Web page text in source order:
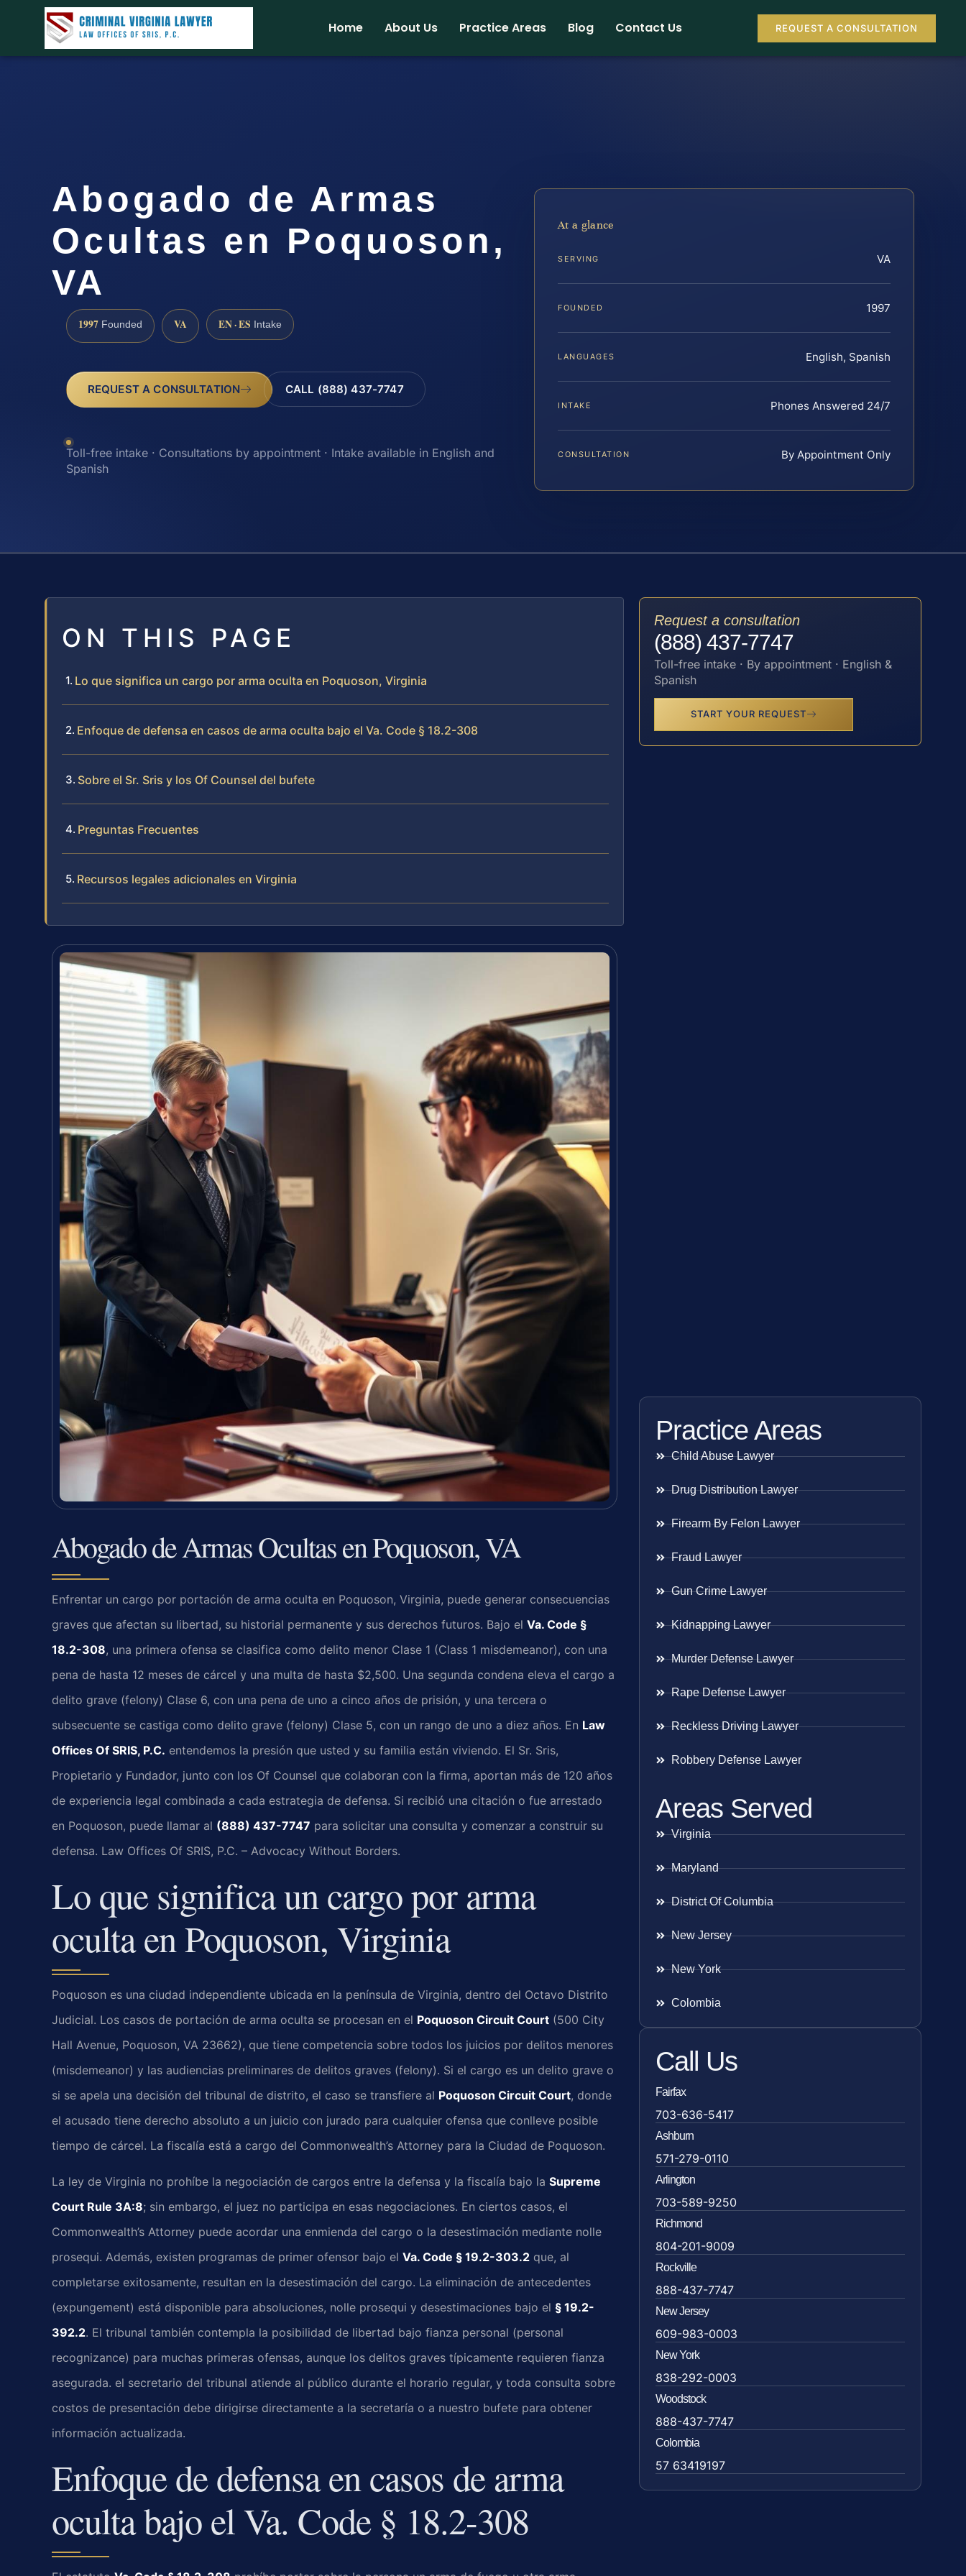
Home About Us Practice Areas Blog Contact Us REQUEST A CONSULTATION
Abogado de Armas
Ocultas en Poquoson,
VA
1997 Founded VA EN · ES Intake
REQUEST A CONSULTATION CALL (888) 437-7747
Toll-free intake · Consultations by appointment · Intake available in English and
Spanish
At a glance
SERVING VA
FOUNDED 1997
LANGUAGES English, Spanish
INTAKE Phones Answered 24/7
CONSULTATION By Appointment Only
ON THIS PAGE
Lo que significa un cargo por arma oculta en Poquoson, Virginia
Enfoque de defensa en casos de arma oculta bajo el Va. Code § 18.2-308
Sobre el Sr. Sris y los Of Counsel del bufete
Preguntas Frecuentes
Recursos legales adicionales en Virginia
Abogado de Armas Ocultas en Poquoson, VA
Enfrentar un cargo por portación de arma oculta en Poquoson, Virginia, puede generar consecuencias
graves que afectan su libertad, su historial permanente y sus derechos futuros. Bajo el Va. Code §
18.2-308, una primera ofensa se clasifica como delito menor Clase 1 (Class 1 misdemeanor), con una
pena de hasta 12 meses de cárcel y una multa de hasta $2,500. Una segunda condena eleva el cargo a
delito grave (felony) Clase 6, con una pena de uno a cinco años de prisión, y una tercera o
subsecuente se castiga como delito grave (felony) Clase 5, con un rango de uno a diez años. En Law
Offices Of SRIS, P.C. entendemos la presión que usted y su familia están viviendo. El Sr. Sris,
Propietario y Fundador, junto con los Of Counsel que colaboran con la firma, aportan más de 120 años
de experiencia legal combinada a cada estrategia de defensa. Si recibió una citación o fue arrestado
en Poquoson, puede llamar al (888) 437-7747 para solicitar una consulta y comenzar a construir su
defensa. Law Offices Of SRIS, P.C. – Advocacy Without Borders.
Lo que significa un cargo por arma
oculta en Poquoson, Virginia
Poquoson es una ciudad independiente ubicada en la península de Virginia, dentro del Octavo Distrito
Judicial. Los casos de portación de arma oculta se procesan en el Poquoson Circuit Court (500 City
Hall Avenue, Poquoson, VA 23662), que tiene competencia sobre todos los juicios por delitos menores
(misdemeanor) y las audiencias preliminares de delitos graves (felony). Si el cargo es un delito grave o
si se apela una decisión del tribunal de distrito, el caso se transfiere al Poquoson Circuit Court, donde
el acusado tiene derecho absoluto a un juicio con jurado para cualquier ofensa que conlleve posible
tiempo de cárcel. La fiscalía está a cargo del Commonwealth’s Attorney para la Ciudad de Poquoson.
La ley de Virginia no prohíbe la negociación de cargos entre la defensa y la fiscalía bajo la Supreme
Court Rule 3A:8; sin embargo, el juez no participa en esas negociaciones. En ciertos casos, el
Commonwealth’s Attorney puede acordar una enmienda del cargo o la desestimación mediante nolle
prosequi. Además, existen programas de primer ofensor bajo el Va. Code § 19.2-303.2 que, al
completarse exitosamente, resultan en la desestimación del cargo. La eliminación de antecedentes
(expungement) está disponible para absoluciones, nolle prosequi y desestimaciones bajo el § 19.2-
392.2. El tribunal también contempla la posibilidad de libertad bajo fianza personal (personal
recognizance) para muchas primeras ofensas, aunque los delitos graves típicamente requieren fianza
asegurada. el secretario del tribunal atiende al público durante el horario regular, y toda consulta sobre
costos de presentación debe dirigirse directamente a la secretaría o a nuestro bufete para obtener
información actualizada.
Enfoque de defensa en casos de arma
oculta bajo el Va. Code § 18.2-308
Request a consultation
(888) 437-7747
Toll-free intake · By appointment · English &
Spanish
START YOUR REQUEST
Practice Areas
Child Abuse Lawyer
Drug Distribution Lawyer
Firearm By Felon Lawyer
Fraud Lawyer
Gun Crime Lawyer
Kidnapping Lawyer
Murder Defense Lawyer
Rape Defense Lawyer
Reckless Driving Lawyer
Robbery Defense Lawyer
Areas Served
Virginia
Maryland
District Of Columbia
New Jersey
New York
Colombia
Call Us
Fairfax
703-636-5417
Ashburn
571-279-0110
Arlington
703-589-9250
Richmond
804-201-9009
Rockville
888-437-7747
New Jersey
609-983-0003
New York
838-292-0003
Woodstock
888-437-7747
Colombia
57 63419197